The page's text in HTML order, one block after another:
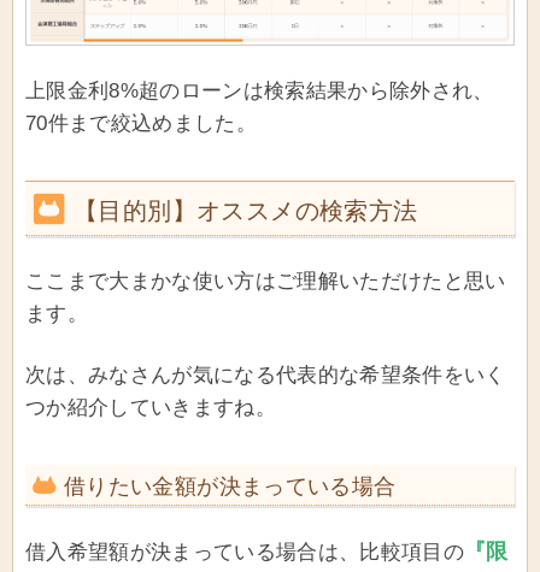
上限金利8%超のローンは検索結果から除外され、
70件まで絞込めました。
【目的別】オススメの検索方法
ここまで大まかな使い方はご理解いただけたと思い
ます。
次は、みなさんが気になる代表的な希望条件をいく
つか紹介していきますね。
借りたい金額が決まっている場合
借入希望額が決まっている場合は、比較項目の 『限